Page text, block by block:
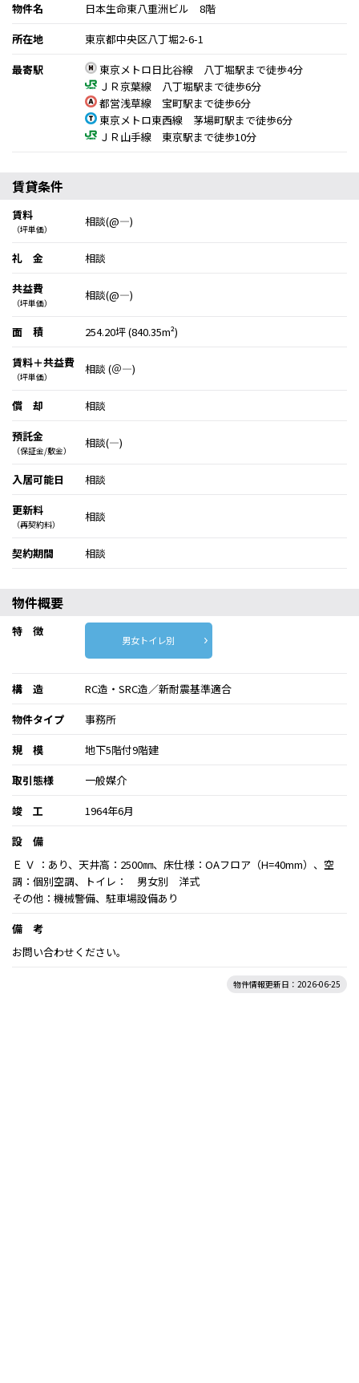
物件名
日本生命東八重洲ビル 8階
所在地
東京都中央区八丁堀2-6-1
最寄駅
東京メトロ日比谷線 八丁堀駅まで徒歩4分
ＪＲ京葉線 八丁堀駅まで徒歩6分
都営浅草線 宝町駅まで徒歩6分
東京メトロ東西線 茅場町駅まで徒歩6分
ＪＲ山手線 東京駅まで徒歩10分
賃貸条件
賃料
（坪単価）
相談(@―)
礼 金
相談
共益費
（坪単価）
相談(@―)
面 積
254.20坪 (840.35m²)
賃料＋共益費
（坪単価）
相談 (＠―)
償 却
相談
預託金
（保証金/敷金）
相談(―)
入居可能日
相談
更新料
（再契約料）
相談
契約期間 相談
物件概要
特 徴
男女トイレ別
構 造
RC造・SRC造／新耐震基準適合
物件タイプ
事務所
規 模
地下5階付9階建
取引態様
一般媒介
竣 工
1964年6月
設 備
Ｅ Ｖ ：あり、天井高：2500㎜、床仕様：OAフロア（H=40mm）、空
調：個別空調、トイレ： 男女別 洋式
その他：機械警備、駐車場設備あり
備 考
お問い合わせください。
物件情報更新日：2026-06-25